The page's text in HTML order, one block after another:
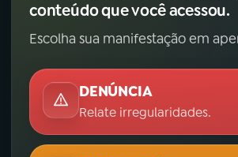
conteúdo que você acessou.
Escolha sua manifestação em
DENÚNCIA
Relate irregularidades.